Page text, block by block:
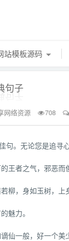
站模板源码
句子
网络资源 708
句。无论您是追
王者之气，邪恶
柳，身如玉树，
魅力。
仙一般，好一个美